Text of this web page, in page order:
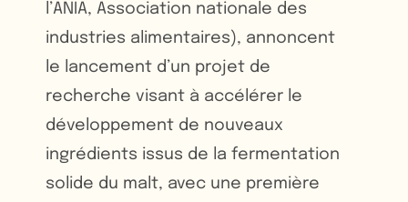
l’ANIA, Association nationale des
industries alimentaires), annoncent
le lancement d’un projet de
recherche visant à accélérer le
développement de nouveaux
ingrédients issus de la fermentation
solide du malt, avec une première